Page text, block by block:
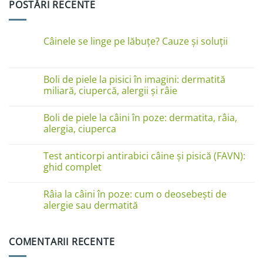
POSTĂRI RECENTE
Câinele se linge pe lăbuțe? Cauze și soluții
Câinele
se
linge
Cauze
și
soluții
Boli de piele la pisici în imagini: dermatită
miliară, ciupercă, alergii și râie
la
Boli
de
pisici
în
imagini:
ciupercă,
alergii
și
Boli de piele la câini în poze: dermatita, râia,
alergia, ciuperca
Boli
de
câini
în
poze:
ciuperca
Test anticorpi antirabici câine și pisică (FAVN):
ghid complet
la
Test
anticorpi
pisică
Râia la câini în poze: cum o deosebești de
alergie sau dermatită
Râia
COMENTARII RECENTE